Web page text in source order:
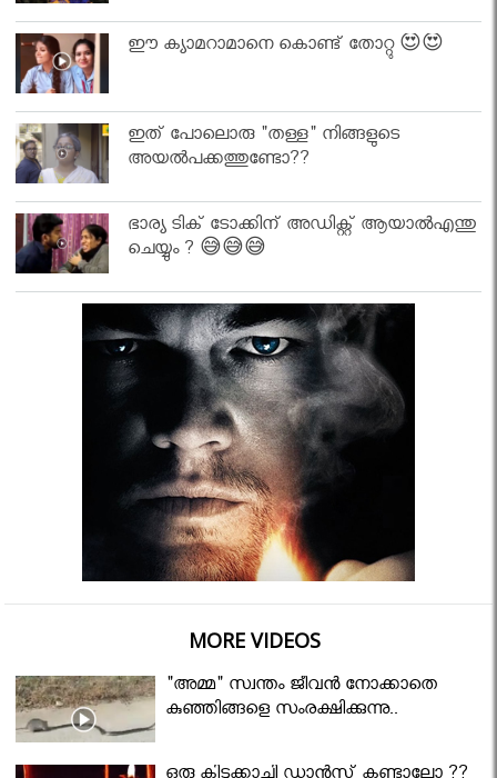
ഈ ക്യാമറാമാനെ കൊണ്ട് തോറ്റു 😍😍
ഇത് പോലൊരു "തള്ള" നിങ്ങളുടെ
അയല്‍പക്കത്തുണ്ടോ??
ഭാര്യ ടിക് ടോക്കിന് അഡിക്റ്റ് ആയാൽഎന്തു
ചെയ്യും ? 😅😅😅
MORE VIDEOS
"അമ്മ" സ്വന്തം ജീവൻ നോക്കാതെ
കുഞ്ഞിങ്ങളെ സംരക്ഷിക്കുന്നു..